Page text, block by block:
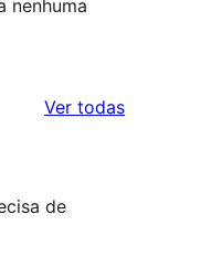
nenhuma
Ver todasavaliações
de